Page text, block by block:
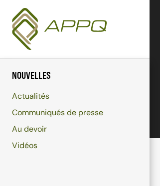
Aller
contenu
NOUVELLES
Actualités
Communiqués de presse
Au devoir
Vidéos